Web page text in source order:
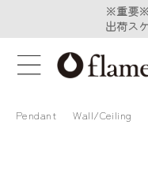
Pendant Wall/Ceiling
※重要※
出荷ス
※重要※
出荷ス